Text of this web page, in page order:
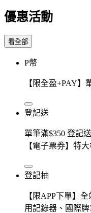
優惠活動
看全部
P幣
【限全盈+PAY】
登記送
單筆滿$350 登記
【電子票券】特
登記抽
【限APP下單】
用記錄器、國際